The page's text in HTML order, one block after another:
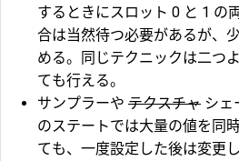
するときにスロット 0 と 1 の
合は当然待つ必要があるが、
める。同じテクニックは二つ
ても行える。
サンプラーや テクスチャ シェ
のステートでは大量の値を同
ても、一度設定した後は変更